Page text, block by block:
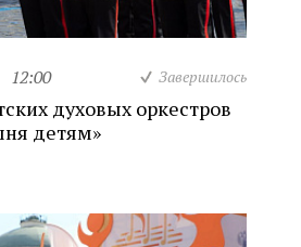
12:00 Завершилось
духовых оркестров
детям»